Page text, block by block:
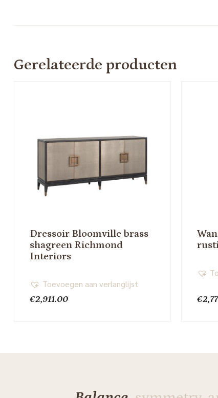
Gerelateerde producten
Dressoir Bloomville brass
shagreen Richmond
Interiors
€2,911.00
Toevoegen aan verlanglijst
€